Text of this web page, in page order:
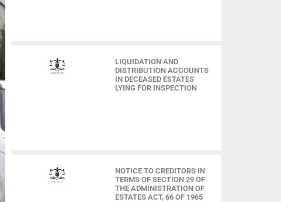
LIQUIDATION AND
DISTRIBUTION ACCOUNTS
IN DECEASED ESTATES
LYING FOR INSPECTION
NOTICE TO CREDITORS IN
TERMS OF SECTION 29 OF
THE ADMINISTRATION OF
ESTATES ACT, 66 OF 1965